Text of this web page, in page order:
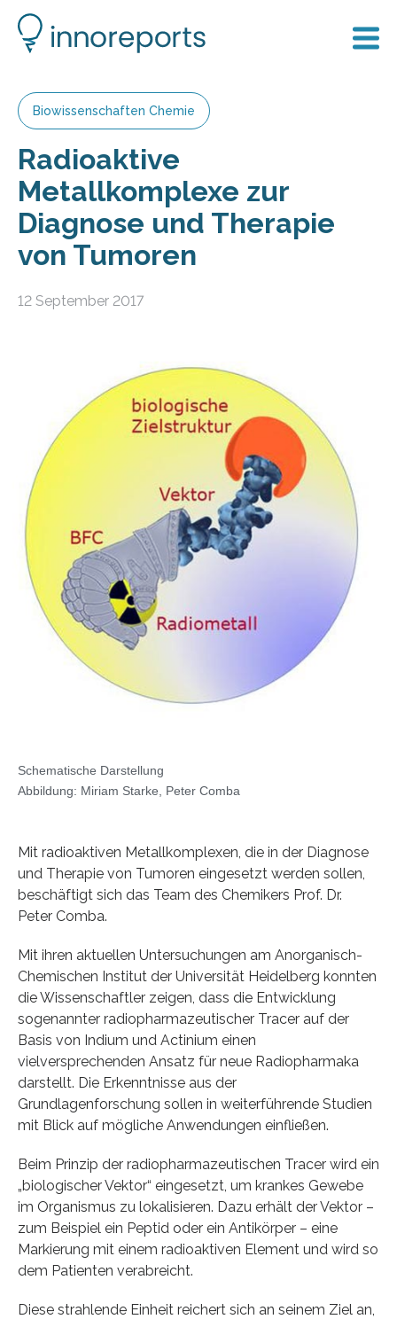
Biowissenschaften Chemie
Radioaktive
Metallkomplexe zur
Diagnose und Therapie
von Tumoren
12 September 2017
Schematische Darstellung
Abbildung: Miriam Starke, Peter Comba
Mit radioaktiven Metallkomplexen, die in der Diagnose
und Therapie von Tumoren eingesetzt werden sollen,
beschäftigt sich das Team des Chemikers Prof. Dr.
Peter Comba.
Mit ihren aktuellen Untersuchungen am Anorganisch-
Chemischen Institut der Universität Heidelberg konnten
die Wissenschaftler zeigen, dass die Entwicklung
sogenannter radiopharmazeutischer Tracer auf der
Basis von Indium und Actinium einen
vielversprechenden Ansatz für neue Radiopharmaka
darstellt. Die Erkenntnisse aus der
Grundlagenforschung sollen in weiterführende Studien
mit Blick auf mögliche Anwendungen einfließen.
Beim Prinzip der radiopharmazeutischen Tracer wird ein
„biologischer Vektor“ eingesetzt, um krankes Gewebe
im Organismus zu lokalisieren. Dazu erhält der Vektor –
zum Beispiel ein Peptid oder ein Antikörper – eine
Markierung mit einem radioaktiven Element und wird so
dem Patienten verabreicht.
Diese strahlende Einheit reichert sich an seinem Ziel an,